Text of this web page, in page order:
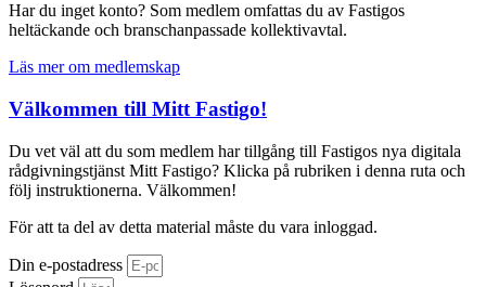
Har du inget konto? Som medlem omfattas du av Fastigos
heltäckande och branschanpassade kollektivavtal.
Läs mer om medlemskap
Välkommen till Mitt Fastigo!
Du vet väl att du som medlem har tillgång till Fastigos nya digitala
rådgivningstjänst Mitt Fastigo? Klicka på rubriken i denna ruta och
följ instruktionerna. Välkommen!
För att ta del av detta material måste du vara inloggad.
Din e-postadress